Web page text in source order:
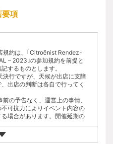
場合もございます。
場はできません。
確定後のお知らせをご覧くだ
全確保のご入場できない場合
裕を持ってお越しください。
れる可能性がある場合は、事
ください。
ります。会場周辺の坂道で車
加確定後にお知らせする事務
ださい。
イベントの中断・中止の際、
ントの参加に伴う費用の一切
要項
規約は、｢Citroënist Rendez-
– 2023｣の参加規約を前提と
するものとします。
行ですが、天候が出店に支障
出店の判断は各自で行ってく
の予告なく、運営上の事情、
可抗力によりイベント内容の
場合があります。開催延期の
格には下記条件が必要となり